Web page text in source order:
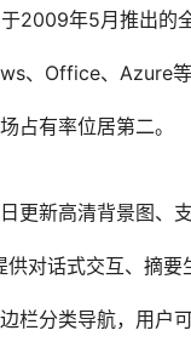
2009年5月推出的
、Office、Azure
占有率位居第二。
更新高清背景图、
对话式交互、摘
栏分类导航，用户